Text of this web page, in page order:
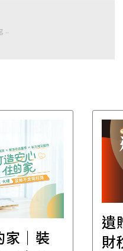
家｜裝
遺
財